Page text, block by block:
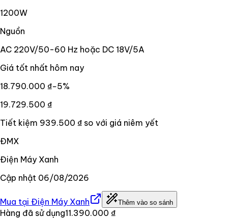
1200W
Nguồn
AC 220V/50-60 Hz hoặc DC 18V/5A
Giá tốt nhất hôm nay
18.790.000 ₫−5%
19.729.500 ₫
Tiết kiệm 939.500 ₫ so với giá niêm yết
ĐMX
Điện Máy Xanh
Cập nhật 06/08/2026
Mua tại Điện Máy Xanh Thêm vào so sánh
Hàng đã sử dụng11.390.000 ₫